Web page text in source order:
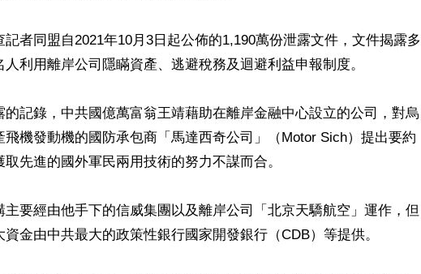
者同盟自2021年10月3日起公佈的1,190萬份泄露文件，文件揭露多
利用離岸公司隱瞞資產、逃避稅務及迴避利益申報制度。
記錄，中共國億萬富翁王靖藉助在離岸金融中心設立的公司，對烏
飛機發動機的國防承包商「馬達西奇公司」（Motor Sich）提出要約
先進的國外軍民兩用技術的努力不謀而合。
要經由他手下的信威集團以及離岸公司「北京天驕航空」運作，但
金由中共最大的政策性銀行國家開發銀行（CDB）等提供。